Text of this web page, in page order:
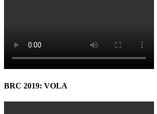
BRC 2019: VOLA